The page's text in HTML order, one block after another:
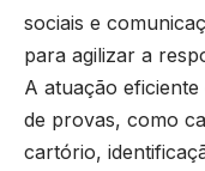
sociais e
para agilizar a
A atuação
de provas, como
cartório,